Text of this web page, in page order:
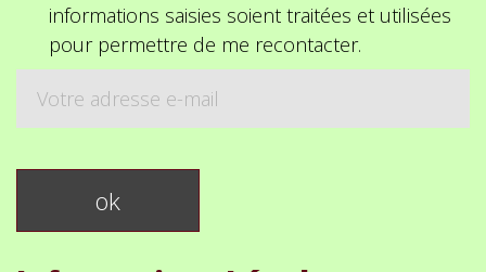
informations saisies soient traitées et utilisées
pour permettre de me recontacter.